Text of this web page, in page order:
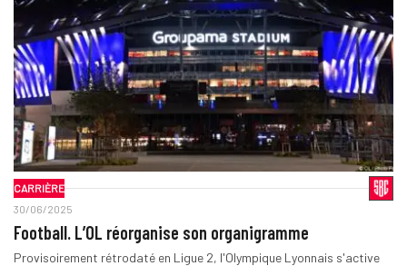
CARRIÈRE
30/06/2025
Football. L’OL réorganise son organigramme
Provisoirement rétrodaté en Ligue 2, l'Olympique Lyonnais s'active